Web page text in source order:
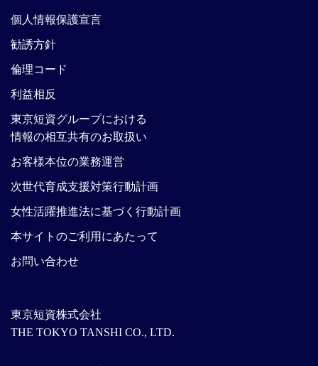
東京短資株式会社
THE TOKYO TANSHI CO., LTD.
個人情報保護宣言
勧誘方針
倫理コード
利益相反
東京短資グループにおける
情報の相互共有のお取扱い
お客様本位の業務運営
次世代育成支援対策行動計画
女性活躍推進法に基づく行動計画
本サイトのご利用にあたって
お問い合わせ